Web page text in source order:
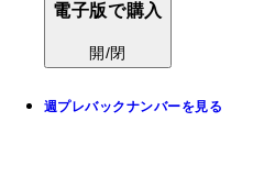
電子版で購入
開/閉
週プレバックナンバーを見る